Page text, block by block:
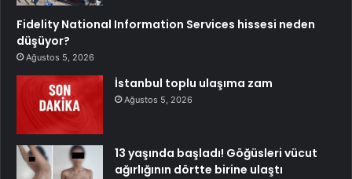
Fidelity National Information Services hissesi neden
düşüyor?
Ağustos 5, 2026
İstanbul toplu ulaşıma zam
Ağustos 5, 2026
13 yaşında başladı! Göğüsleri vücut
ağırlığının dörtte birine ulaştı